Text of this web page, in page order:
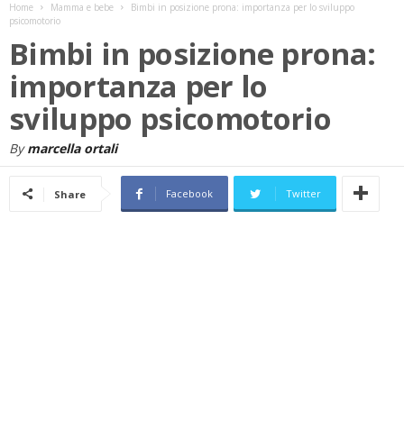
Home Mamma e bebe
Bimbi in posizione prona: importanza per lo sviluppo
psicomotorio
Bimbi in posizione prona:
importanza per lo
sviluppo psicomotorio
By marcella ortali
Share Facebook Twitter